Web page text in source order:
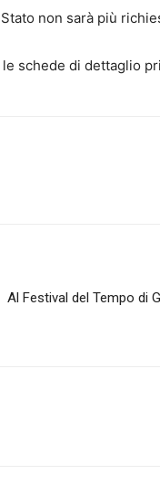
non sarà più
schede di dettaglio
Al Festival del Tempo di